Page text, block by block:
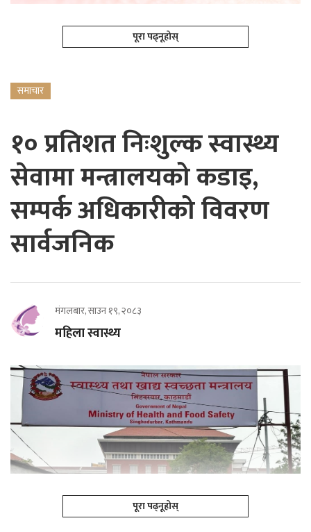
पूरा पढ्नूहोस्
समाचार
१० प्रतिशत निःशुल्क स्वास्थ्य
सेवामा मन्त्रालयको कडाइ,
सम्पर्क अधिकारीको विवरण
सार्वजनिक
मंगलबार, साउन १९, २०८३
महिला स्वास्थ्य
पूरा पढ्नूहोस्